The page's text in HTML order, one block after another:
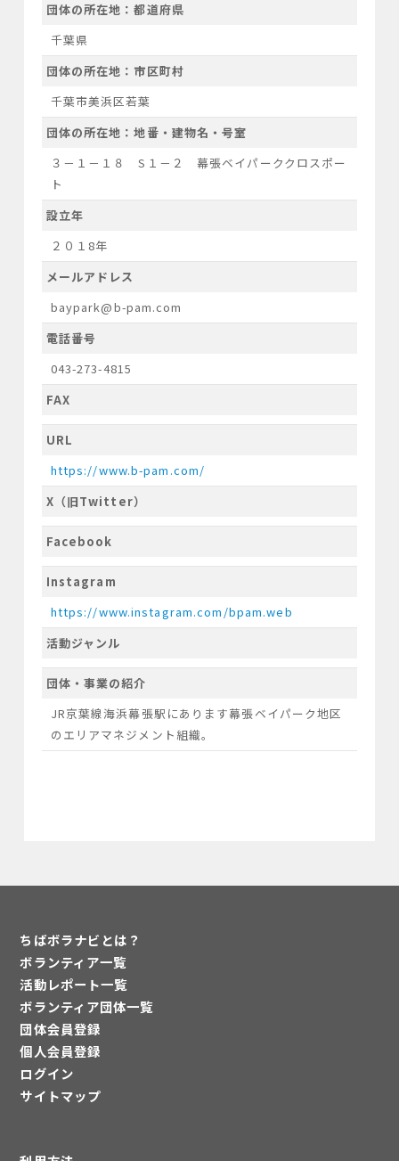
団体の所在地：都道府県
千葉県
団体の所在地：市区町村
千葉市美浜区若葉
団体の所在地：地番・建物名・号室
３－１－１８ S１－２ 幕張ベイパーククロスポー
ト
設立年
２０１8年
メールアドレス
baypark@b-pam.com
電話番号
043-273-4815
FAX
URL
https://www.b-pam.com/
X（旧Twitter）
Facebook
Instagram
https://www.instagram.com/bpam.web
活動ジャンル
団体・事業の紹介
JR京葉線海浜幕張駅にあります幕張ベイパーク地区
のエリアマネジメント組織。
ちばボラナビとは？
ボランティア一覧
活動レポート一覧
ボランティア団体一覧
団体会員登録
個人会員登録
ログイン
サイトマップ